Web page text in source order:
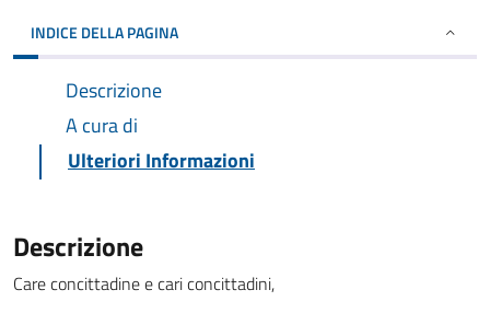
INDICE DELLA PAGINA
Descrizione
A cura di
Ulteriori Informazioni
Descrizione
Care concittadine e cari concittadini,